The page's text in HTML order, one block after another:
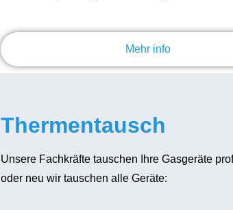
Mehr info
Thermentausch
Unsere Fachkräfte tauschen Ihre Gasgeräte
oder neu wir tauschen alle Geräte: